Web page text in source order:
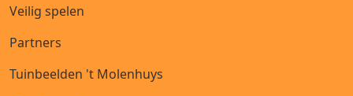
Veilig spelen
Partners
Tuinbeelden 't Molenhuys